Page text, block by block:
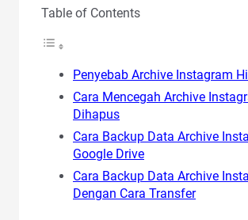
Table of Contents
Penyebab Archive Instagram
Cara Mencegah Archive
Dihapus
Cara Backup Data Archive
Google Drive
Cara Backup Data Archive
Dengan Cara Transfer